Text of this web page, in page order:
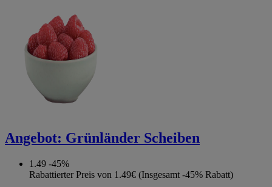
Angebot: Grünländer Scheiben
1.49 -45%
Rabattierter Preis von 1.49€ (Insgesamt -45% Rabatt)